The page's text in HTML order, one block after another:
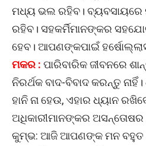
ମଧ୍ୟ ଭଲ ରହିବ। ବ୍ୟବସାୟରେ
ରହିବ। ସହକର୍ମିମାନଙ୍କର
ହେବ। ଆପଣଙ୍କପାଇଁ
ମକର : ପାରିବାରିକ ଜୀବନରେ
ନିରର୍ଥକ ବାଦ-ବିବାଦ କରନ୍ତୁ
ହାନି ନା ହେଉ, ଏହାର ଧ୍ୟାନ
ଅଧିକାରୀମାନଙ୍କର ଅସନ୍ତୋଷର
କୁମ୍ଭ: ଆଜି ଆପଣଙ୍କ ମନ ବହୁତ